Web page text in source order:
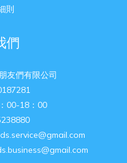
則
們
友們有限公司
00-18：00